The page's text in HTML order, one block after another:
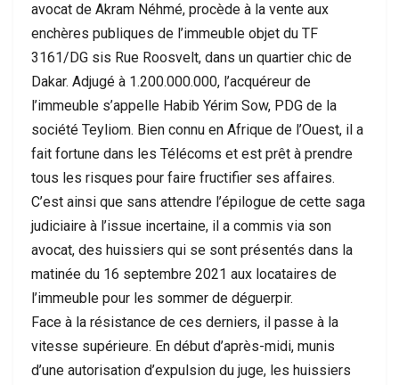
avocat de Akram Néhmé, procède à la vente aux
enchères publiques de l’immeuble objet du TF
3161/DG sis Rue Roosvelt, dans un quartier chic de
Dakar. Adjugé à 1.200.000.000, l’acquéreur de
l’immeuble s’appelle Habib Yérim Sow, PDG de la
société Teyliom. Bien connu en Afrique de l’Ouest, il a
fait fortune dans les Télécoms et est prêt à prendre
tous les risques pour faire fructifier ses affaires.
C’est ainsi que sans attendre l’épilogue de cette saga
judiciaire à l’issue incertaine, il a commis via son
avocat, des huissiers qui se sont présentés dans la
matinée du 16 septembre 2021 aux locataires de
l’immeuble pour les sommer de déguerpir.
Face à la résistance de ces derniers, il passe à la
vitesse supérieure. En début d’après-midi, munis
d’une autorisation d’expulsion du juge, les huissiers